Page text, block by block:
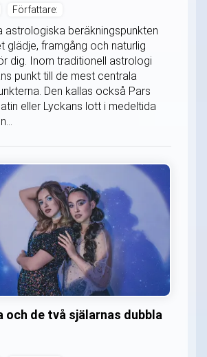
Författare:
astrologiska beräkningspunkten
glädje, framgång och naturlig
dig. Inom traditionell astrologi
punkt till de mest centrala
Den kallas också Pars
eller Lyckans lott i medeltida
och de två själarnas dubbla